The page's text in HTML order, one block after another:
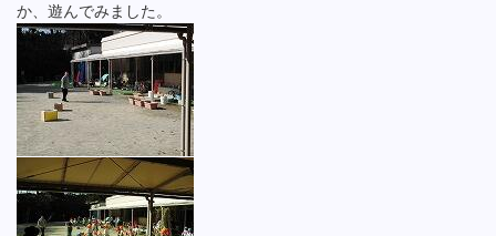
か、遊んでみました。